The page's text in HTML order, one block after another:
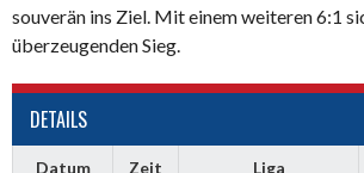
souverän ins Ziel. Mit einem weiteren 6:1
überzeugenden Sieg.
DETAILS
Datum Zeit Liga